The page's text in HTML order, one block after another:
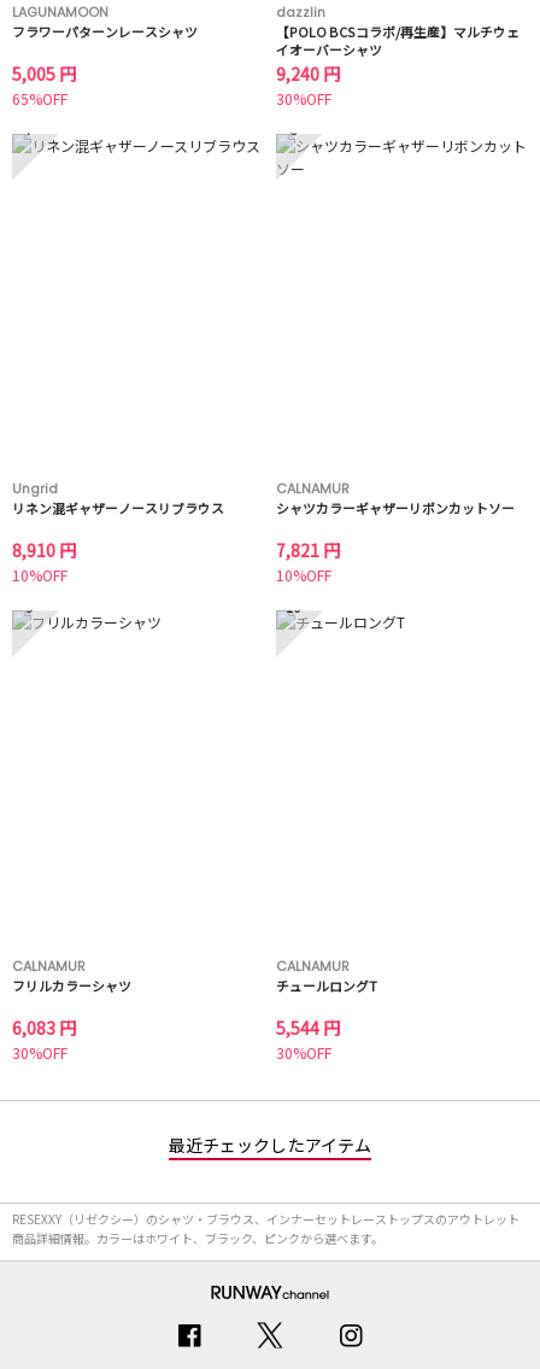
LAGUNAMOON
フラワーパターンレースシャツ
5,005 円
65%OFF
dazzlin
【POLO BCSコラボ/再生産】マルチウェ
イオーバーシャツ
9,240 円
30%OFF
7
Ungrid
リネン混ギャザーノースリブラウス
8,910 円
10%OFF
8
CALNAMUR
シャツカラーギャザーリボンカットソー
7,821 円
10%OFF
9
CALNAMUR
フリルカラーシャツ
6,083 円
30%OFF
10
CALNAMUR
チュールロングT
5,544 円
30%OFF
最近チェックしたアイテム
RESEXXY（リゼクシー）のシャツ・ブラウス、インナーセットレーストップスのアウトレット
商品詳細情報。カラーはホワイト、ブラック、ピンクから選べます。